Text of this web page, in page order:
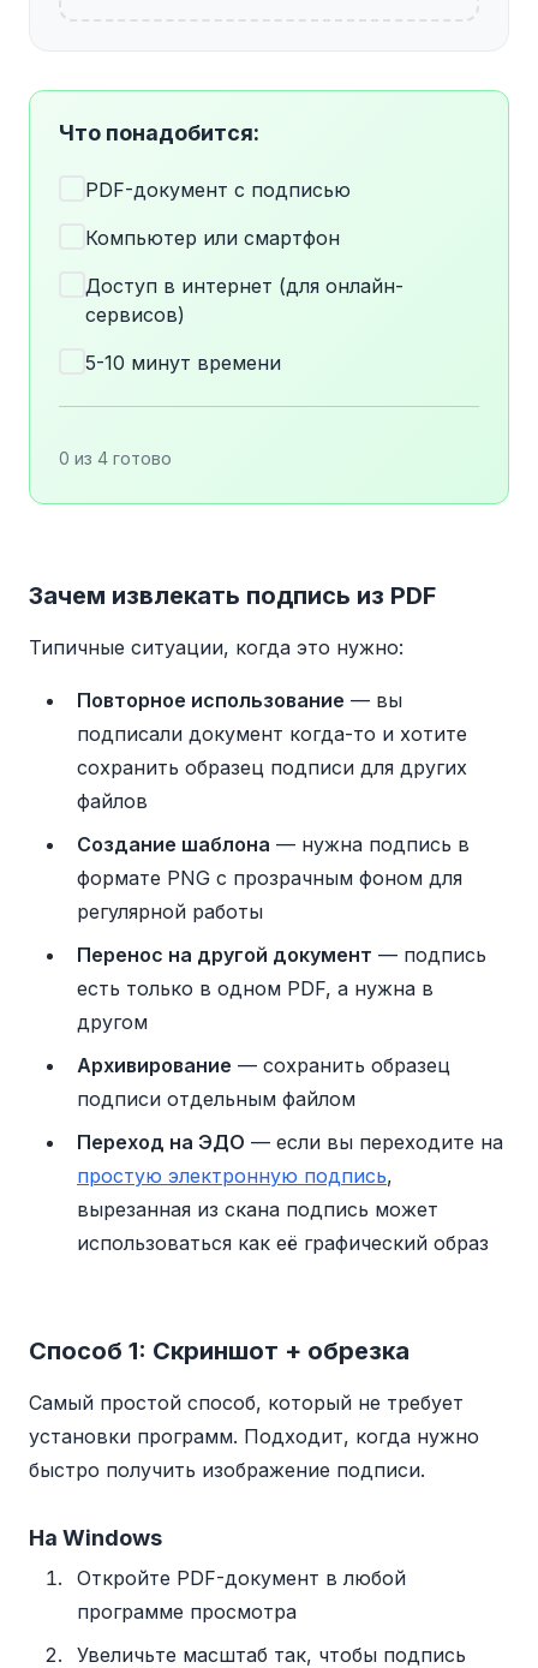
Что понадобится:
PDF-документ с подписью
Компьютер или смартфон
Доступ в интернет (для онлайн-
сервисов)
5-10 минут времени
0 из 4 готово
Зачем извлекать подпись из PDF
Типичные ситуации, когда это нужно:
Повторное использование — вы
подписали документ когда-то и хотите
сохранить образец подписи для других
файлов
Создание шаблона — нужна подпись в
формате PNG с прозрачным фоном для
регулярной работы
Перенос на другой документ — подпись
есть только в одном PDF, а нужна в
другом
Архивирование — сохранить образец
подписи отдельным файлом
Переход на ЭДО — если вы переходите на
простую электронную подпись,
вырезанная из скана подпись может
использоваться как её графический образ
Способ 1: Скриншот + обрезка
Самый простой способ, который не требует
установки программ. Подходит, когда нужно
быстро получить изображение подписи.
На Windows
Откройте PDF-документ в любой
программе просмотра
Увеличьте масштаб так, чтобы подпись